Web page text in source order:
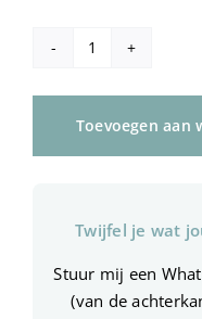
Satijnen
voor
aantal
Toevoegen aan
Twijfel je wat
Stuur mij een
(van de